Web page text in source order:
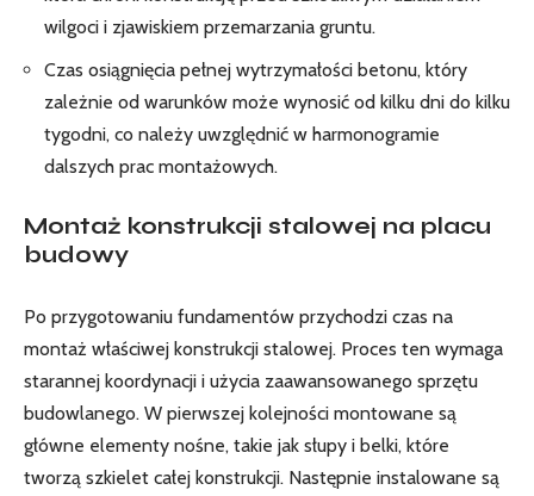
wilgoci i zjawiskiem przemarzania gruntu.
Czas osiągnięcia pełnej wytrzymałości betonu, który
zależnie od warunków może wynosić od kilku dni do kilku
tygodni, co należy uwzględnić w harmonogramie
dalszych prac montażowych.
Montaż konstrukcji stalowej na placu
budowy
Po przygotowaniu fundamentów przychodzi czas na
montaż właściwej konstrukcji stalowej. Proces ten wymaga
starannej koordynacji i użycia zaawansowanego sprzętu
budowlanego. W pierwszej kolejności montowane są
główne elementy nośne, takie jak słupy i belki, które
tworzą szkielet całej konstrukcji. Następnie instalowane są